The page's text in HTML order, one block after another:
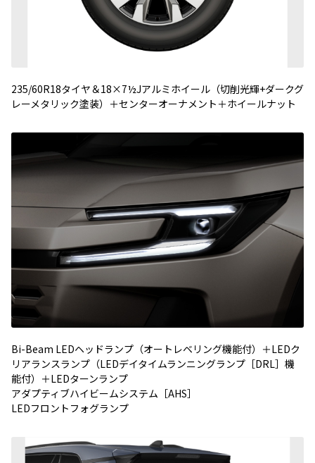
235/60R18タイヤ＆18×7½Jアルミホイール（切削光輝+ダークグ
レーメタリック塗装）＋センターオーナメント＋ホイールナット
Bi-Beam LEDヘッドランプ（オートレベリング機能付）＋LEDク
リアランスランプ（LEDデイタイムランニングランプ［DRL］機
能付）＋LEDターンランプ
アダプティブハイビームシステム［AHS］
LEDフロントフォグランプ